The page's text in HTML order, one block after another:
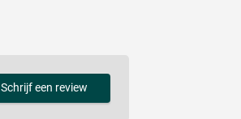
Schrijf een review